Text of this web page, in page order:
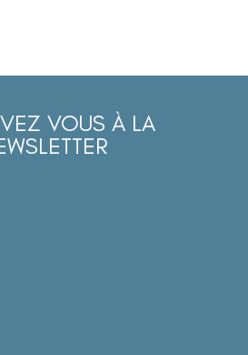
VOUS À LA